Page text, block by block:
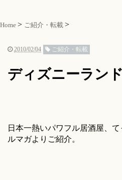
Home ご紹介・転載
2010/02/04 ご紹介・転載
ディズニーラン
日本一熱いパワフル居酒屋、
ルマガよりご紹介。